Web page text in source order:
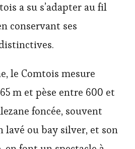
a su s’adapter au fil
conservant ses
le Comtois mesure
m et pèse entre 600 et
foncée, souvent
lavé ou bay silver, et son